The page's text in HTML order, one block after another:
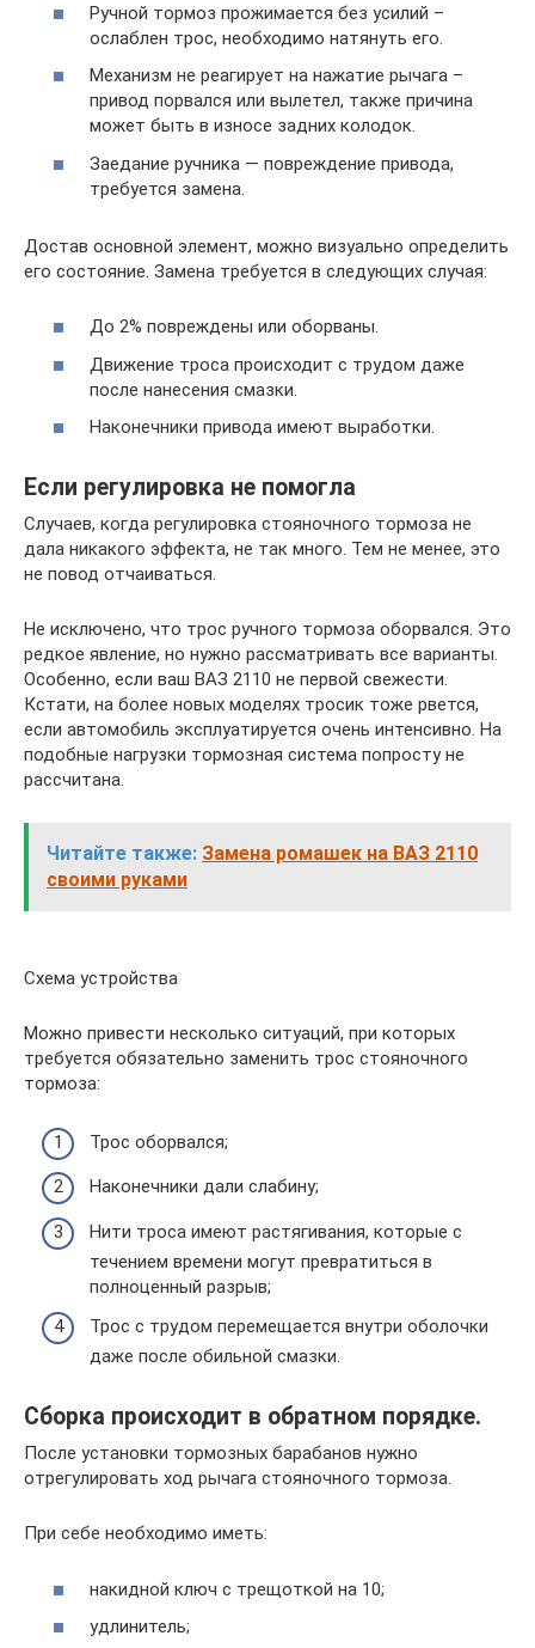
Ручной тормоз прожимается без усилий –
ослаблен трос, необходимо натянуть его.
Механизм не реагирует на нажатие рычага –
привод порвался или вылетел, также причина
может быть в износе задних колодок.
Заедание ручника — повреждение привода,
требуется замена.
Достав основной элемент, можно визуально определить
его состояние. Замена требуется в следующих случая:
До 2% повреждены или оборваны.
Движение троса происходит с трудом даже
после нанесения смазки.
Наконечники привода имеют выработки.
Если регулировка не помогла
Случаев, когда регулировка стояночного тормоза не
дала никакого эффекта, не так много. Тем не менее, это
не повод отчаиваться.
Не исключено, что трос ручного тормоза оборвался. Это
редкое явление, но нужно рассматривать все варианты.
Особенно, если ваш ВАЗ 2110 не первой свежести.
Кстати, на более новых моделях тросик тоже рвется,
если автомобиль эксплуатируется очень интенсивно. На
подобные нагрузки тормозная система попросту не
рассчитана.
Читайте также: Замена ромашек на ВАЗ 2110
своими руками
Схема устройства
Можно привести несколько ситуаций, при которых
требуется обязательно заменить трос стояночного
тормоза:
Трос оборвался;
Наконечники дали слабину;
Нити троса имеют растягивания, которые с
течением времени могут превратиться в
полноценный разрыв;
Трос с трудом перемещается внутри оболочки
даже после обильной смазки.
Сборка происходит в обратном порядке.
После установки тормозных барабанов нужно
отрегулировать ход рычага стояночного тормоза.
При себе необходимо иметь:
накидной ключ с трещоткой на 10;
удлинитель;